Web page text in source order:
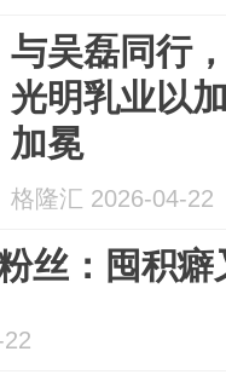
与吴磊同行
光明乳业以
加冕
格隆汇 2026-04-22
丝：囤积癖